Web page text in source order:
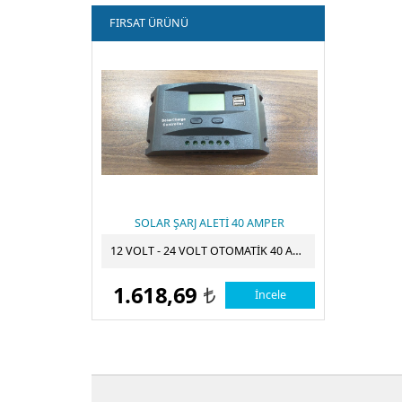
FIRSAT ÜRÜNÜ
SOLAR ŞARJ ALETİ 40 AMPER
12 VOLT - 24 VOLT OTOMATİK 40 AMPER SOLAR ŞARJ CİHAZI
1.618,69 t İncele